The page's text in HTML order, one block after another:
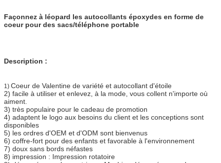
Façonnez à léopard les autocollants époxydes en forme de
coeur pour des sacs/téléphone portable
Description :
1) Coeur de Valentine de variété et autocollant d'étoile
2) facile à utiliser et enlevez, à la mode, vous collent n'importe où
aiment.
3) très populaire pour le cadeau de promotion
4) adaptent le logo aux besoins du client et les conceptions sont
disponibles
5) les ordres d'OEM et d'ODM sont bienvenus
6) coffre-fort pour des enfants et favorable à l'environnement
7) doux sans bords néfastes
8) impression : Impression rotatoire